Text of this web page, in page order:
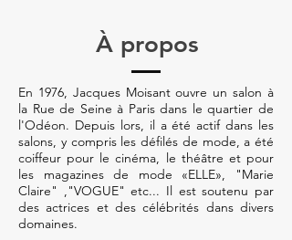
À propos
En 1976, Jacques Moisant ouvre un salon à
la Rue de Seine à Paris dans le quartier de
l'Odéon. Depuis lors, il a été actif dans les
salons, y compris les défilés de mode, a été
coiffeur pour le cinéma, le théâtre et pour
les magazines de mode «ELLE», "Marie
Claire" ,"VOGUE" etc... Il est soutenu par
des actrices et des célébrités dans divers
domaines.